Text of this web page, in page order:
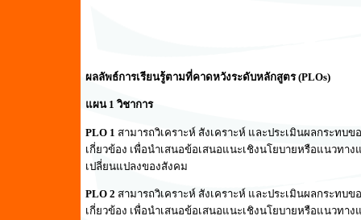
ผลลัพธ์การเรียนรู้ตามที่คาดหวังระดับหลักสูตร (PLOs)
แผน 1 วิชาการ
PLO 1 สามารถวิเคราะห์ สังเคราะห์ และประเมินผลกระทบ
เกี่ยวข้อง เพื่อนำเสนอข้อเสนอแนะเชิงนโยบายหรือแนวท
เปลี่ยนแปลงของสังคม
PLO 2 สามารถวิเคราะห์ สังเคราะห์ และประเมินผลกระทบ
เกี่ยวข้อง เพื่อนำเสนอข้อเสนอแนะเชิงนโยบายหรือแนวท